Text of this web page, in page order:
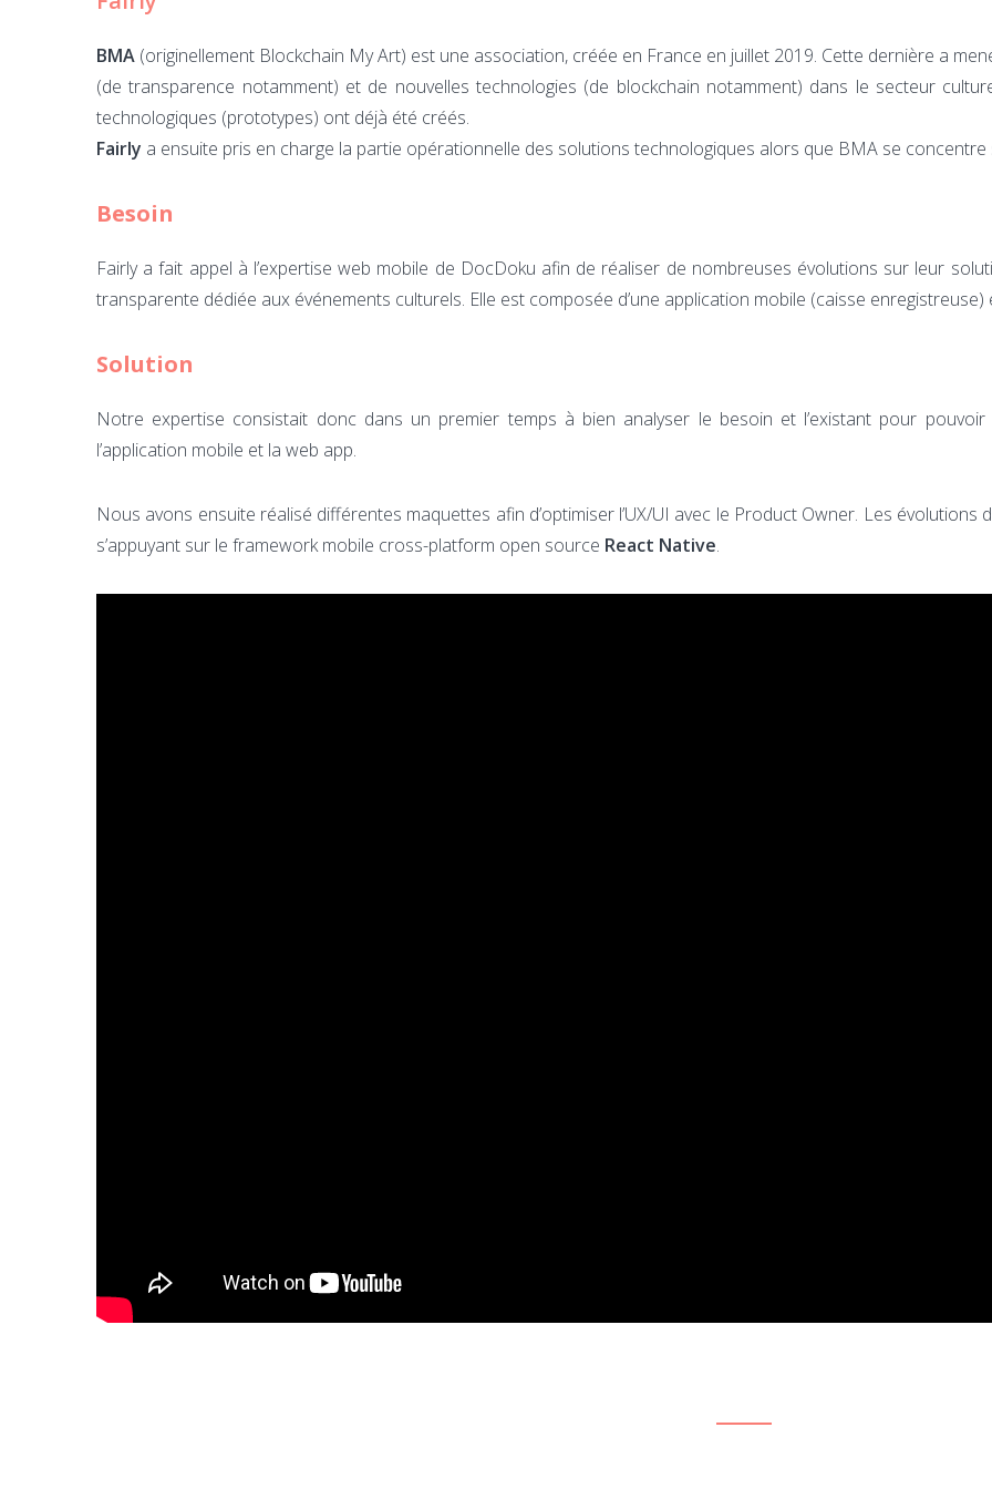
BMA (originellement Blockchain My Art) est une association, créée en France en juillet 2019. Cette dernière a
(de transparence notamment) et de nouvelles technologies (de blockchain notamment) dans le secteur
technologiques (prototypes) ont déjà été créés.
Fairly a ensuite pris en charge la partie opérationnelle des solutions technologiques alors que BMA se concentre
Besoin
Fairly a fait appel à l’expertise web mobile de DocDoku afin de réaliser de nombreuses évolutions sur leur
transparente dédiée aux événements culturels. Elle est composée d’une application mobile (caisse enregistreuse)
Solution
Notre expertise consistait donc dans un premier temps à bien analyser le besoin et l’existant pour
l’application mobile et la web app.
Nous avons ensuite réalisé différentes maquettes afin d’optimiser l’UX/UI avec le Product Owner. Les
s’appuyant sur le framework mobile cross-platform open source React Native.